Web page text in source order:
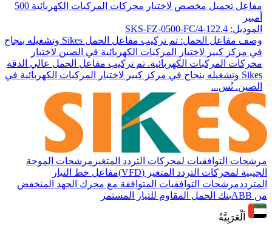
مفاعل تحميل مخصص لاختبار محركات المركبات الكهربائية 500
أمبير
الموديل: SKS-FZ-0500-FC/4-122.4
وصف مفاعل الحمل: تم تركيب مفاعل الحمل Sikes وتشغيله بنجاح
في مركز كبير لاختبار المركبات الكهربائية في الصين لاختبار
محركات المركبات الكهربائية. تم تركيب مفاعل الحمل عالي الدقة
Sikes وتشغيله بنجاح في مركز كبير لاختبار المركبات الكهربائية في
الصين. تُس...
مرشحات التوافقيات لمحركات التردد المتغير مرشحات الموجة
الجيبية لمحركات التردد المتغير (VFD)
مفاعل خط التيار
المترددمرشحات التوافقيات المتوافقة مع محرك الجهد المنخفض
من ABB
بنك الحمل المقاوم للتيار المستمر
اَلْعَرَبِيَّةُ